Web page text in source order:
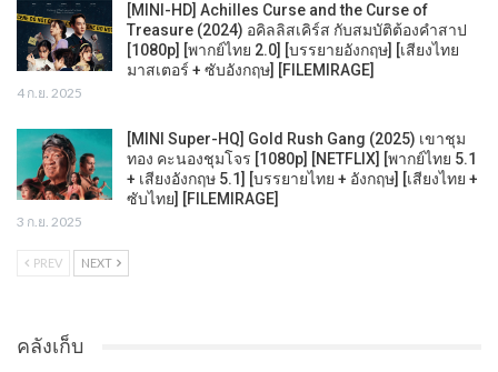
[MINI-HD] Achilles Curse and the Curse of
Treasure (2024) อคิลลิสเคิร์ส กับสมบัติต้องคำสาป
[1080p] [พากย์ไทย 2.0] [บรรยายอังกฤษ] [เสียงไทย
มาสเตอร์ + ซับอังกฤษ] [FILEMIRAGE]
4 ก.ย. 2025
[MINI Super-HQ] Gold Rush Gang (2025) เขาชุม
ทอง คะนองชุมโจร [1080p] [NETFLIX] [พากย์ไทย 5.1
+ เสียงอังกฤษ 5.1] [บรรยายไทย + อังกฤษ] [เสียงไทย +
ซับไทย] [FILEMIRAGE]
3 ก.ย. 2025
PREV NEXT
คลังเก็บ